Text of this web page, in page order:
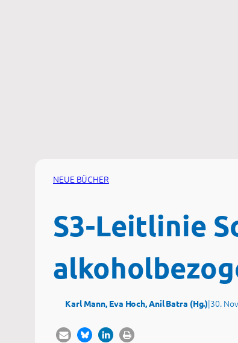
NEUE BÜCHER
S3-Leitlinie
Karl Mann, Eva Hoch, Anil Batra (Hg.)|30.